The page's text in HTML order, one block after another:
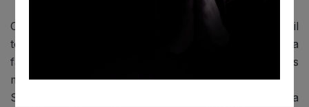
Com capacidade de processamento de mais de 100 mil
toneladas/ano, o que equivale ao cobre utilizado na
fabricação de 5 milhões de carros, a Cecil é uma das
maiores metalúrgicas de cobre do País.
Sua trajetória começou em 1961, no bairro do Pari, na